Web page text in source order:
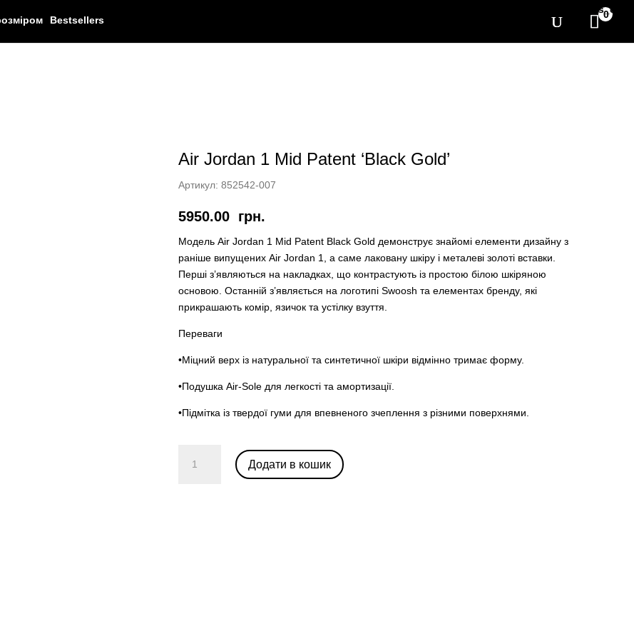
Bestsellers 0
Air Jordan 1 Mid Patent ‘Black Gold’
Артикул:852542-007
5950.00 грн.
Модель Air Jordan 1 Mid Patent Black Gold демонструє знайомі елементи дизайну з
раніше випущених Air Jordan 1, а саме лаковану шкіру і металеві золоті вставки.
Перші з’являються на накладках, що контрастують із простою білою шкіряною
основою. Останній з’являється на логотипі Swoosh та елементах бренду, які
прикрашають комір, язичок та устілку взуття.
Переваги
•Міцний верх із натуральної та синтетичної шкіри відмінно тримає форму.
•Подушка Air-Sole для легкості та амортизації.
•Підмітка із твердої гуми для впевненого зчеплення з різними поверхнями.
Jordan
Додати в кошик